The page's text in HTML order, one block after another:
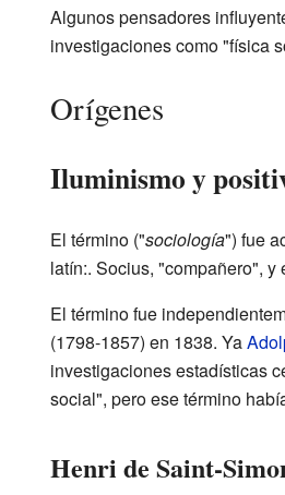
Algunos pensadores
investigaciones como "física
Orígenes
Iluminismo y
El término ("sociología") fue
latín:. Socius, "compañero", y
El término fue
(1798-1857) en 1838. Ya
investigaciones estadísticas
social", pero ese término
Henri de Saint-